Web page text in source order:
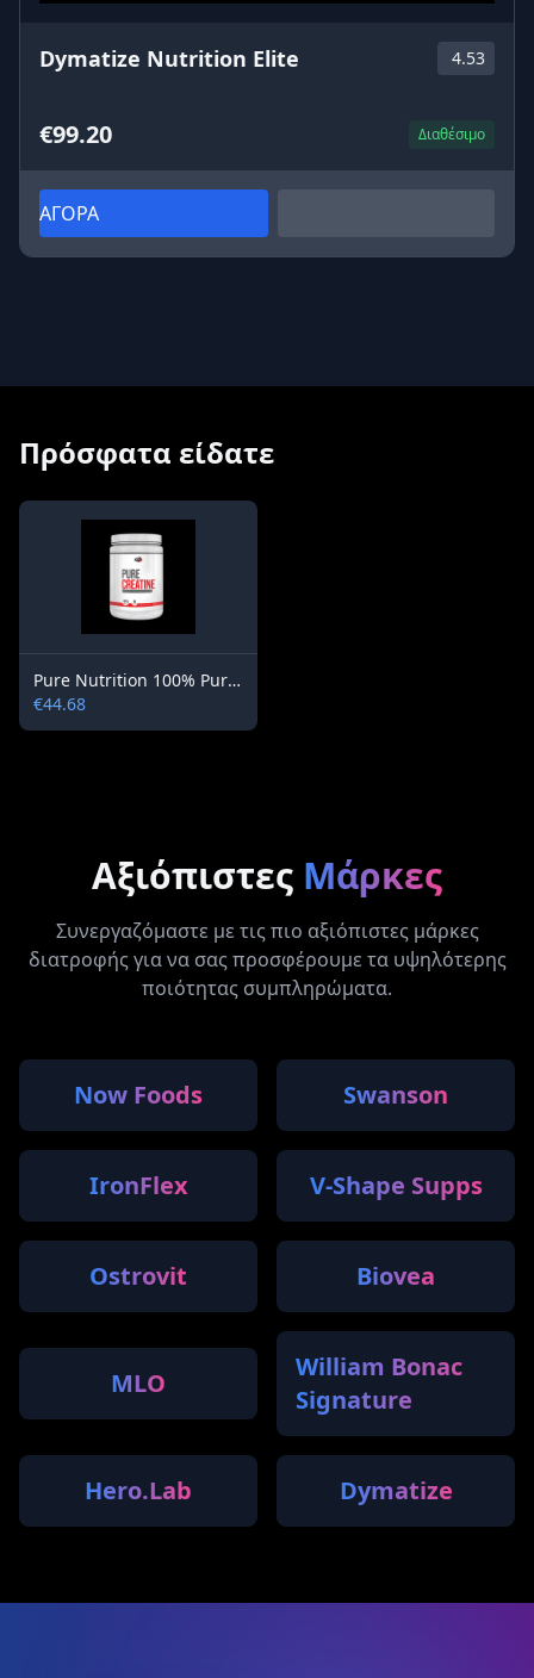
Dymatize Nutrition Elite 4.53
€99.20 Διαθέσιμο
ΑΓΟΡΑ
Πρόσφατα είδατε
Pure Nutrition 100% Pure Creatine 500g
€44.68
Αξιόπιστες Μάρκες
Συνεργαζόμαστε με τις πιο αξιόπιστες μάρκες
διατροφής για να σας προσφέρουμε τα υψηλότερης
ποιότητας συμπληρώματα.
Now Foods Swanson
IronFlex V-Shape Supps
Ostrovit Biovea
MLO
William Bonac
Signature
Hero.Lab Dymatize